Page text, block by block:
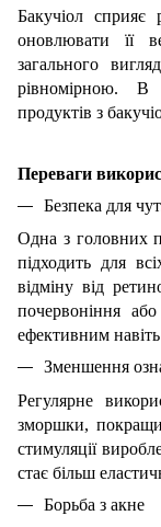
Бакучіол сприяє
оновлювати її
загального
рівномірною. В
продуктів з
Переваги
Безпека для
Одна з головних
підходить для
відміну від
почервоніння
ефективним
Зменшення
Регулярне
зморшки,
стимуляції
стає більш
Борьба з акне